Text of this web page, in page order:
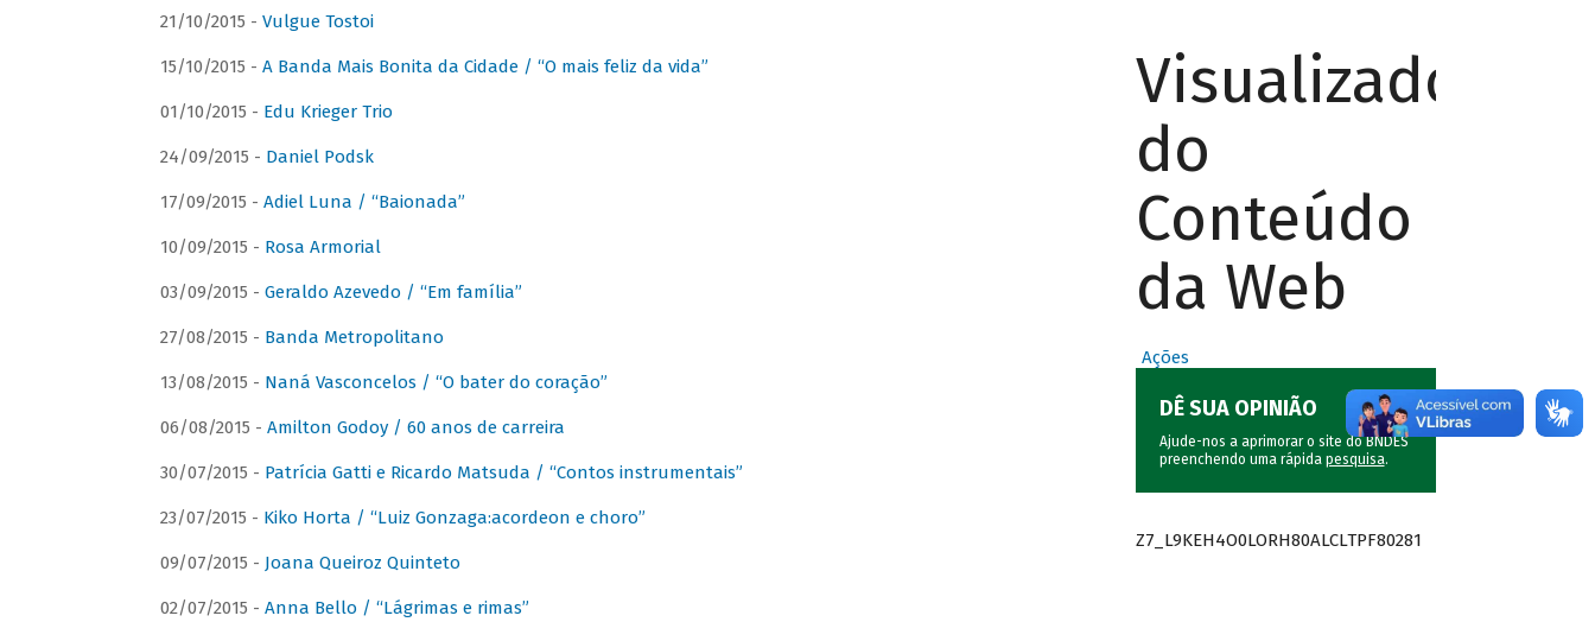
21/10/2015 - Vulgue Tostoi
15/10/2015 - A Banda Mais Bonita da Cidade / “O mais feliz da vida”
01/10/2015 - Edu Krieger Trio
24/09/2015 - Daniel Podsk
17/09/2015 - Adiel Luna / “Baionada”
10/09/2015 - Rosa Armorial
03/09/2015 - Geraldo Azevedo / “Em família”
27/08/2015 - Banda Metropolitano
13/08/2015 - Naná Vasconcelos / “O bater do coração”
06/08/2015 - Amilton Godoy / 60 anos de carreira
30/07/2015 - Patrícia Gatti e Ricardo Matsuda / “Contos instrumentais”
23/07/2015 - Kiko Horta / “Luiz Gonzaga:acordeon e choro”
09/07/2015 - Joana Queiroz Quinteto
02/07/2015 - Anna Bello / “Lágrimas e rimas”
Visualizador
do
Conteúdo
da Web
Ações
DÊ SUA OPINIÃO
Ajude-nos a aprimorar o site do BNDES
preenchendo uma rápida pesquisa.
Z7_L9KEH4O0LORH80ALCLTPF80281